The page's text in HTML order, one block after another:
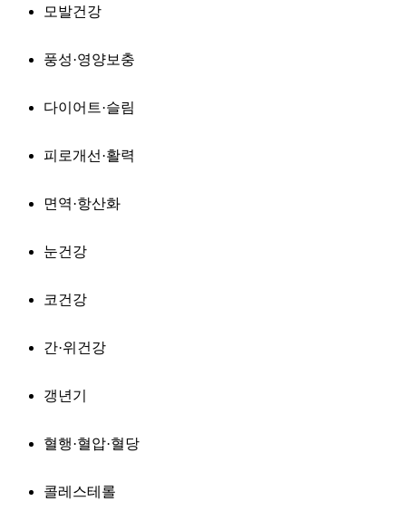
모발건강
풍성·영양보충
다이어트·슬림
피로개선·활력
면역·항산화
눈건강
코건강
간·위건강
갱년기
혈행·혈압·혈당
콜레스테롤